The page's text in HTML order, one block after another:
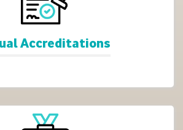
Accreditations